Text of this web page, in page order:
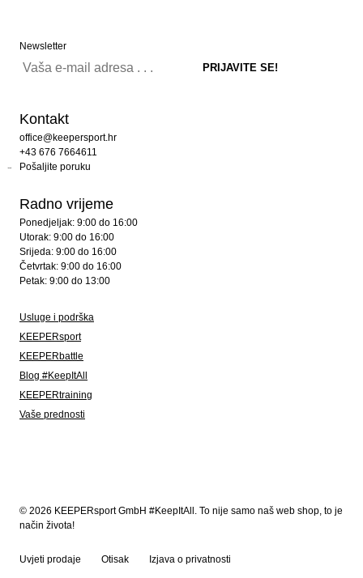
Newsletter
Kontakt
office@keepersport.hr
+43 676 7664611
Pošaljite poruku
Radno vrijeme
Ponedjeljak: 9:00 do 16:00
Utorak: 9:00 do 16:00
Srijeda: 9:00 do 16:00
Četvrtak: 9:00 do 16:00
Petak: 9:00 do 13:00
Usluge i podrška
KEEPERsport
KEEPERbattle
Blog #KeepItAll
KEEPERtraining
Vaše prednosti
© 2026 KEEPERsport GmbH #KeepItAll. To nije samo naš web shop, to je
način života!
Uvjeti prodaje Otisak Izjava o privatnosti